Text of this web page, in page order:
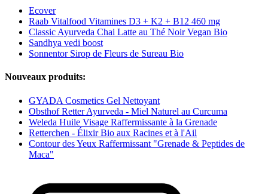
Ecover
Raab Vitalfood Vitamines D3 + K2 + B12 460 mg
Classic Ayurveda Chai Latte au Thé Noir Vegan Bio
Sandhya vedi boost
Sonnentor Sirop de Fleurs de Sureau Bio
Nouveaux produits:
GYADA Cosmetics Gel Nettoyant
Obsthof Retter Ayurveda - Miel Naturel au Curcuma
Weleda Huile Visage Raffermissante à la Grenade
Retterchen - Élixir Bio aux Racines et à l'Ail
Contour des Yeux Raffermissant "Grenade & Peptides de
Maca"